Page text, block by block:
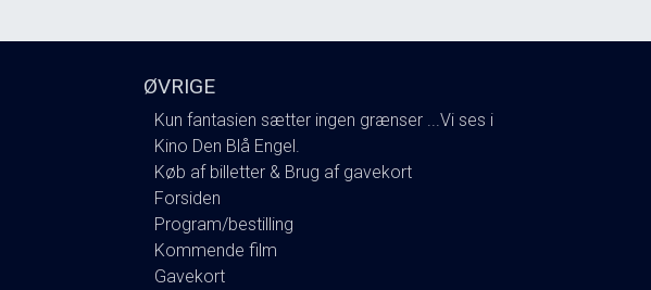
ØVRIGE
Kun fantasien sætter ingen grænser ...Vi ses i
Kino Den Blå Engel.
Køb af billetter & Brug af gavekort
Forsiden
Program/bestilling
Kommende film
Gavekort